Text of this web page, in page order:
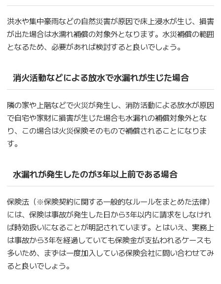
洪水や集中豪雨などの自然災害が原因で床上浸水が生じ、損害
が出た場合は水濡れ補償の対象外となります。水災補償の範囲
となるため、必要があれば検討すると良いでしょう。
消火活動などによる放水で水漏れが生じた場合
隣の家や上階などで火災が発生し、消防活動による放水が原因
で自宅や家財に損害が生じた場合も水漏れの補償対象外とな
り、この場合は火災保険そのもので補償されることになりま
す。
水漏れが発生したのが3年以上前である場合
保険法（※保険契約に関する一般的なルールをまとめた法律）
には、保険は事故が発生した日から3年以内に請求をしなけれ
ば時効扱いになることが明記されています。とはいえ、実務上
は事故から3年を経過していても保険金が支払われるケースも
多いため、まずは一度加入している保険会社に問い合わせてみ
ると良いでしょう。